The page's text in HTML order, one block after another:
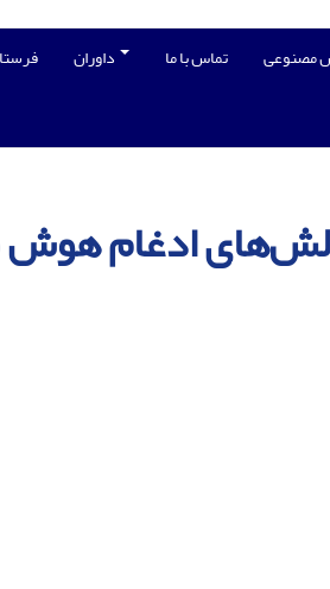
تماس با ما
مصنوعی
ادغام هوش